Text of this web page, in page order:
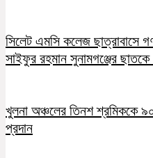
সিলেট এমসি কলেজ ছাত্রাবাসে
সাইফুর রহমান সুনামগঞ্জের
খুলনা অঞ্চলের তিনশ শ্রমিককে
প্রদান